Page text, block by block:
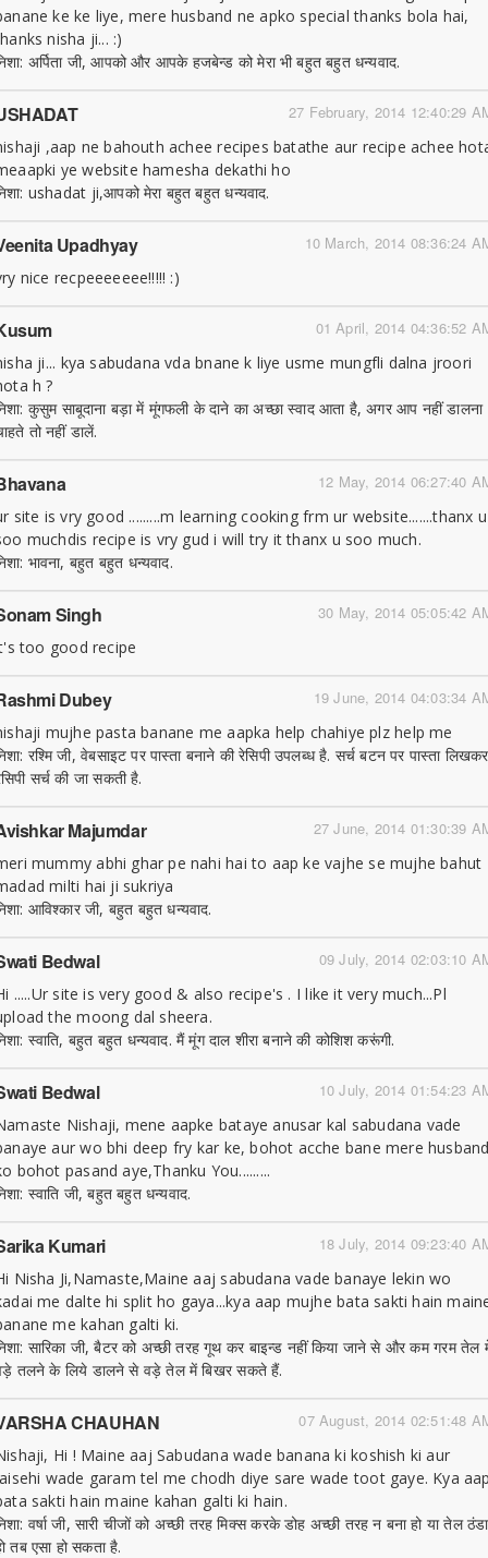
ke ke liye, mere husband ne apko special thanks bola hai,
nisha ji... :)
अर्पिता जी, आपको और आपके हजबेन्ड को मेरा भी बहुत बहुत धन्यवाद.
27 February, 2014 12:40:29
,aap ne bahouth achee recipes batathe aur recipe achee
ye website hamesha dekathi ho
ushadat ji,आपको मेरा बहुत बहुत धन्यवाद.
10 March, 2014 08:36:24
Upadhyay
nice recpeeeeeee!!!!! :)
01 April, 2014 04:36:52
ji... kya sabudana vda bnane k liye usme mungfli dalna jroori
h ?
कुसुम साबूदाना बड़ा में मूंगफली के दाने का अच्छा स्वाद आता है, अगर आप नहीं डालना
तो नहीं डालें.
12 May, 2014 06:27:40
site is vry good .........m learning cooking frm ur website.......thanx u
muchdis recipe is vry gud i will try it thanx u soo much.
भावना, बहुत बहुत धन्यवाद.
30 May, 2014 05:05:42
Singh
too good recipe
19 June, 2014 04:03:34
Dubey
mujhe pasta banane me aapka help chahiye plz help me
रश्मि जी, वेबसाइट पर पास्ता बनाने की रेसिपी उपलब्ध है. सर्च बटन पर पास्ता लिखकर
सर्च की जा सकती है.
27 June, 2014 01:30:39
Majumdar
mummy abhi ghar pe nahi hai to aap ke vajhe se mujhe bahut
milti hai ji sukriya
आविश्कार जी, बहुत बहुत धन्यवाद.
09 July, 2014 02:03:10
Bedwal
.....Ur site is very good & also recipe's . I like it very much...Pl
the moong dal sheera.
स्वाति, बहुत बहुत धन्यवाद. मैं मूंग दाल शीरा बनाने की कोशिश करूंगी.
10 July, 2014 01:54:23
Bedwal
Nishaji, mene aapke bataye anusar kal sabudana vade
aur wo bhi deep fry kar ke, bohot acche bane mere
bohot pasand aye,Thanku You.........
स्वाति जी, बहुत बहुत धन्यवाद.
18 July, 2014 09:23:40
Kumari
Nisha Ji,Namaste,Maine aaj sabudana vade banaye lekin wo
me dalte hi split ho gaya...kya aap mujhe bata sakti hain
me kahan galti ki.
सारिका जी, बैटर को अच्छी तरह गूथ कर बाइन्ड नहीं किया जाने से और कम गरम तेल
तलने के लिये डालने से वड़े तेल में बिखर सकते हैं.
07 August, 2014 02:51:48
CHAUHAN
Hi ! Maine aaj Sabudana wade banana ki koshish ki aur
wade garam tel me chodh diye sare wade toot gaye. Kya
sakti hain maine kahan galti ki hain.
वर्षा जी, सारी चीजों को अच्छी तरह मिक्स करके डोह अच्छी तरह न बना हो या तेल ठंडा
तब एसा हो सकता है.